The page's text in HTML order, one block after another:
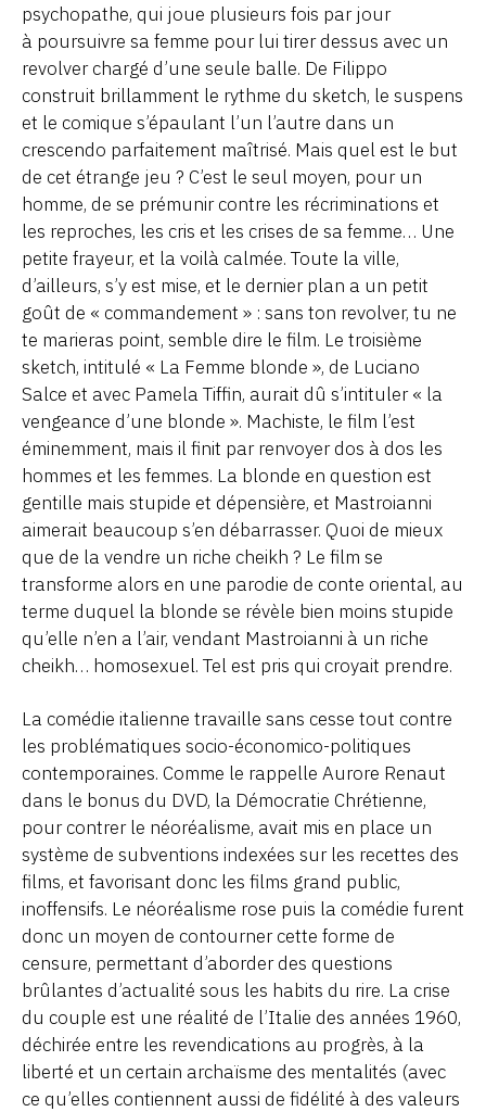
psychopathe, qui joue plusieurs fois par jour
à poursuivre sa femme pour lui tirer dessus avec un
revolver chargé d’une seule balle. De Filippo
construit brillamment le rythme du sketch, le suspens
et le comique s’épaulant l’un l’autre dans un
crescendo parfaitement maîtrisé. Mais quel est le but
de cet étrange jeu ? C’est le seul moyen, pour un
homme, de se prémunir contre les récriminations et
les reproches, les cris et les crises de sa femme… Une
petite frayeur, et la voilà calmée. Toute la ville,
d’ailleurs, s’y est mise, et le dernier plan a un petit
goût de « commandement » : sans ton revolver, tu ne
te marieras point, semble dire le film. Le troisième
sketch, intitulé « La Femme blonde », de Luciano
Salce et avec Pamela Tiffin, aurait dû s’intituler « la
vengeance d’une blonde ». Machiste, le film l’est
éminemment, mais il finit par renvoyer dos à dos les
hommes et les femmes. La blonde en question est
gentille mais stupide et dépensière, et Mastroianni
aimerait beaucoup s’en débarrasser. Quoi de mieux
que de la vendre un riche cheikh ? Le film se
transforme alors en une parodie de conte oriental, au
terme duquel la blonde se révèle bien moins stupide
qu’elle n’en a l’air, vendant Mastroianni à un riche
cheikh… homosexuel. Tel est pris qui croyait prendre.
La comédie italienne travaille sans cesse tout contre
les problématiques socio-économico-politiques
contemporaines. Comme le rappelle Aurore Renaut
dans le bonus du DVD, la Démocratie Chrétienne,
pour contrer le néoréalisme, avait mis en place un
système de subventions indexées sur les recettes des
films, et favorisant donc les films grand public,
inoffensifs. Le néoréalisme rose puis la comédie furent
donc un moyen de contourner cette forme de
censure, permettant d’aborder des questions
brûlantes d’actualité sous les habits du rire. La crise
du couple est une réalité de l’Italie des années 1960,
déchirée entre les revendications au progrès, à la
liberté et un certain archaïsme des mentalités (avec
ce qu’elles contiennent aussi de fidélité à des valeurs